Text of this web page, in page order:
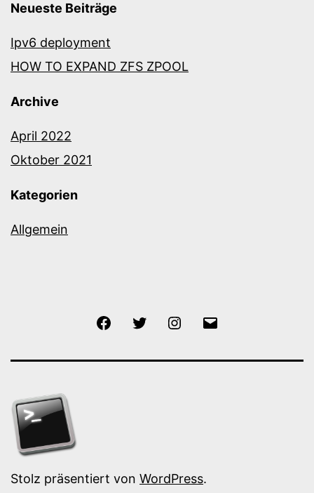
Neueste Beiträge
Ipv6 deployment
HOW TO EXPAND ZFS ZPOOL
Archive
April 2022
Oktober 2021
Kategorien
Allgemein
FacebookTwitter Instagram
Stolz präsentiert von WordPress.